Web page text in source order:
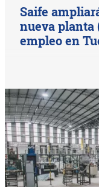
Saife
nueva planta
empleo en